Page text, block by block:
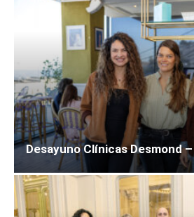
Desayuno Clínicas Desmond